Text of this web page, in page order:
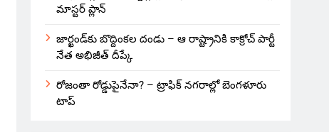
మాస్టర్ ప్లాన్
జార్ఖండ్‌కు బొద్దింకల దండు – ఆ రాష్ట్రానికి కాక్రోచ్ పార్టీ
నేత అభిజీత్ దీప్కే
రోజంతా రోడ్డుపైనేనా? – ట్రాఫిక్ నగరాల్లో బెంగళూరు
టాప్